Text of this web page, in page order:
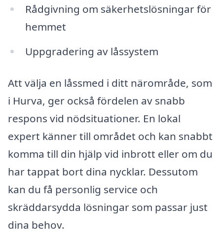
Rådgivning om säkerhetslösningar för
hemmet
Uppgradering av låssystem
Att välja en låssmed i ditt närområde, som
i Hurva, ger också fördelen av snabb
respons vid nödsituationer. En lokal
expert känner till området och kan snabbt
komma till din hjälp vid inbrott eller om du
har tappat bort dina nycklar. Dessutom
kan du få personlig service och
skräddarsydda lösningar som passar just
dina behov.